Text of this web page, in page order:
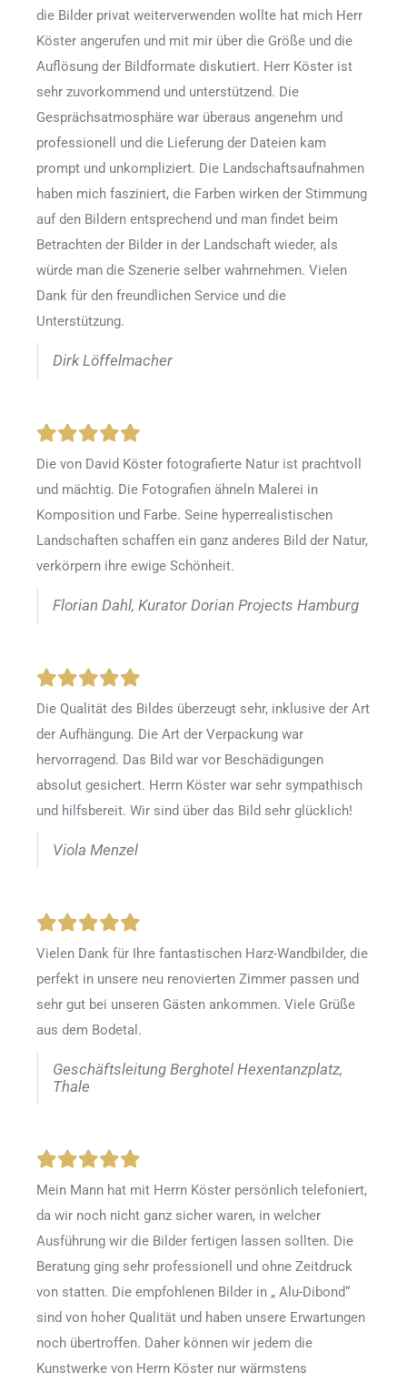
die Bilder privat weiterverwenden wollte hat mich Herr
Köster angerufen und mit mir über die Größe und die
Auflösung der Bildformate diskutiert. Herr Köster ist
sehr zuvorkommend und unterstützend. Die
Gesprächsatmosphäre war überaus angenehm und
professionell und die Lieferung der Dateien kam
prompt und unkompliziert. Die Landschaftsaufnahmen
haben mich fasziniert, die Farben wirken der Stimmung
auf den Bildern entsprechend und man findet beim
Betrachten der Bilder in der Landschaft wieder, als
würde man die Szenerie selber wahrnehmen. Vielen
Dank für den freundlichen Service und die
Unterstützung.
Dirk Löffelmacher
Die von David Köster fotografierte Natur ist prachtvoll
und mächtig. Die Fotografien ähneln Malerei in
Komposition und Farbe. Seine hyperrealistischen
Landschaften schaffen ein ganz anderes Bild der Natur,
verkörpern ihre ewige Schönheit.
Florian Dahl, Kurator Dorian Projects Hamburg
Die Qualität des Bildes überzeugt sehr, inklusive der Art
der Aufhängung. Die Art der Verpackung war
hervorragend. Das Bild war vor Beschädigungen
absolut gesichert. Herrn Köster war sehr sympathisch
und hilfsbereit. Wir sind über das Bild sehr glücklich!
Viola Menzel
Vielen Dank für Ihre fantastischen Harz-Wandbilder, die
perfekt in unsere neu renovierten Zimmer passen und
sehr gut bei unseren Gästen ankommen. Viele Grüße
aus dem Bodetal.
Geschäftsleitung Berghotel Hexentanzplatz,
Thale
Mein Mann hat mit Herrn Köster persönlich telefoniert,
da wir noch nicht ganz sicher waren, in welcher
Ausführung wir die Bilder fertigen lassen sollten. Die
Beratung ging sehr professionell und ohne Zeitdruck
von statten. Die empfohlenen Bilder in „ Alu-Dibond“
sind von hoher Qualität und haben unsere Erwartungen
noch übertroffen. Daher können wir jedem die
Kunstwerke von Herrn Köster nur wärmstens